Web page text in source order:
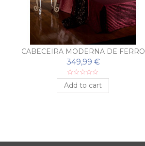
CABECEIRA MODERNA DE FERRO
FORJADO BEGOÑA
349,99 €
Add to cart